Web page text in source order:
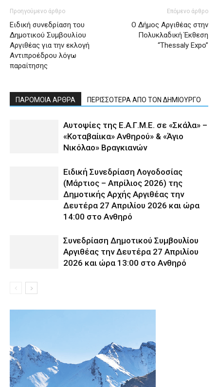
Προηγούμενο άρθρο
Ειδική συνεδρίαση του
Δημοτικού Συμβουλίου
Αργιθέας για την εκλογή
Αντιπροέδρου λόγω
παραίτησης
Επόμενο άρθρο
Ο Δήμος Αργιθέας στην
Πολυκλαδική Έκθεση
“Thessaly Expo”
ΠΑΡΟΜΟΙΑ ΑΡΘΡΑ ΠΕΡΙΣΣΟΤΕΡΑ ΑΠΟ ΤΟΝ ΔΗΜΙΟΥΡΓΟ
Αυτοψίες της Ε.Α.Γ.Μ.Ε. σε «Σκάλα» –
«Κοταβαίικα» Ανθηρού» & «Άγιο
Νικόλαο» Βραγκιανών
Ειδική Συνεδρίαση Λογοδοσίας
(Μάρτιος – Απρίλιος 2026) της
Δημοτικής Αρχής Αργιθέας την
Δευτέρα 27 Απριλίου 2026 και ώρα
14:00 στο Ανθηρό
Συνεδρίαση Δημοτικού Συμβουλίου
Αργιθέας την Δευτέρα 27 Απριλίου
2026 και ώρα 13:00 στο Ανθηρό